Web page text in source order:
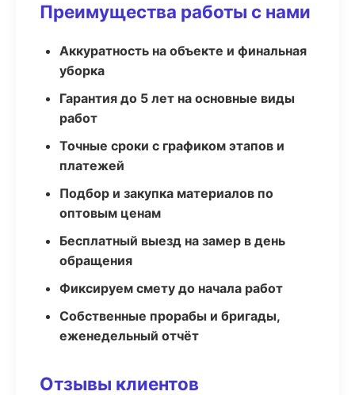
Преимущества работы с нами
Аккуратность на объекте и финальная
уборка
Гарантия до 5 лет на основные виды
работ
Точные сроки с графиком этапов и
платежей
Подбор и закупка материалов по
оптовым ценам
Бесплатный выезд на замер в день
обращения
Фиксируем смету до начала работ
Собственные прорабы и бригады,
еженедельный отчёт
Отзывы клиентов